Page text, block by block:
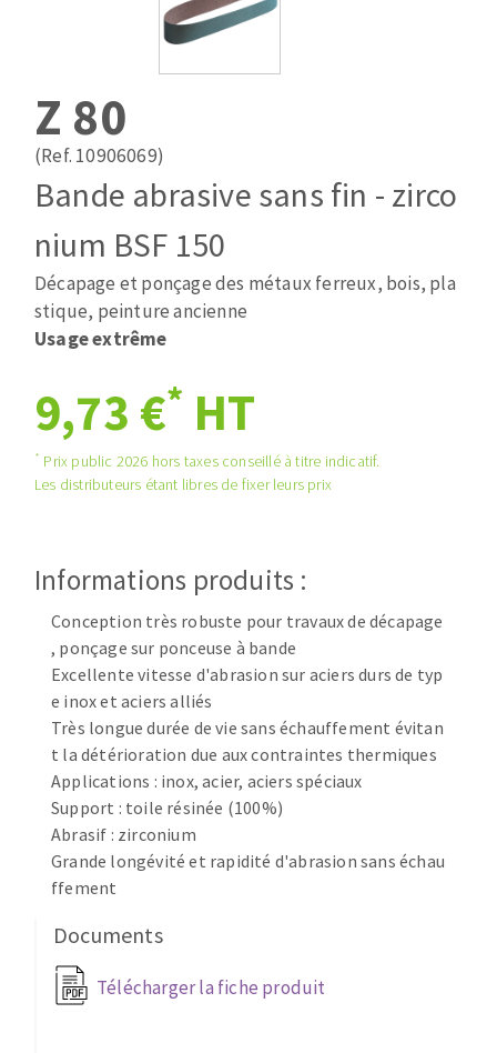
Pose des joints
Nettoyage
Fraises carbure
Fers et plaquettes
Lames de scie à ruban
ABRASIFS APPLIQUÉS
Disques auto-agrippant
Patins
Bandes abrasives
Disques fibre et papier
Cales à poncer et patins
Plateaux supports
Eponges abrasive
Disques abrasifs agglomérés
Meules d'ébarbage
TRAITEMENT DE SURFACE
Disques à lamelles
Meules sur tige
Brosses
Meules de tourets
Feutres à polir
Bandes sans fin
Rouleaux d'atelier
NETTOYAGE
Aspirateurs
MACHINES POUR LE TRAVAIL DU MÉTAL
Tronçonneuses
Scies à ruban
Perceuses
Perceuses magnétiques
Tourets
Z 80
(Ref. 10906069)
Bande abrasive sans fin - zirco
nium BSF 150
Décapage et ponçage des métaux ferreux, bois, pla
stique, peinture ancienne
Usage extrême
9,73 €* HT
* Prix public 2026 hors taxes conseillé à titre indicatif.
Les distributeurs étant libres de fixer leurs prix
Informations produits :
Conception très robuste pour travaux de décapage
, ponçage sur ponceuse à bande
Excellente vitesse d'abrasion sur aciers durs de typ
e inox et aciers alliés
Très longue durée de vie sans échauffement évitan
t la détérioration due aux contraintes thermiques
Applications : inox, acier, aciers spéciaux
Support : toile résinée (100%)
Abrasif : zirconium
Grande longévité et rapidité d'abrasion sans échau
ffement
Documents
Télécharger la fiche produit